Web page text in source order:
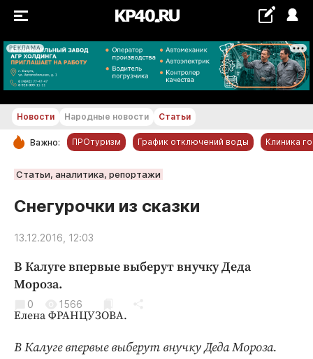
РЕКЛАМА
+17...+18 °С
РУБРИКИ
Новости компаний
Статьи
Народные новости
Авто и транспорт
Благоустройство
Криминал
Культура
Новости Народные новости Статьи
Важно: ПРОтуризм График отключений воды Клиника
Статьи, аналитика, репортажи
Снегурочки из сказки
13.12.2016, 12:03
В Калуге впервые выберут внучку Деда
Мороза.
0 1566
Елена ФРАНЦУЗОВА.
В Калуге впервые выберут внучку Деда Мороза.